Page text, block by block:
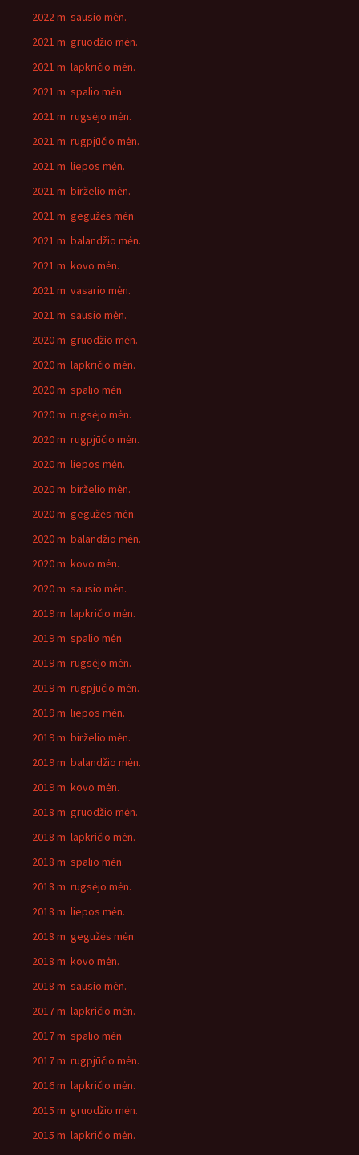
2022 m. sausio mėn.
2021 m. gruodžio mėn.
2021 m. lapkričio mėn.
2021 m. spalio mėn.
2021 m. rugsėjo mėn.
2021 m. rugpjūčio mėn.
2021 m. liepos mėn.
2021 m. birželio mėn.
2021 m. gegužės mėn.
2021 m. balandžio mėn.
2021 m. kovo mėn.
2021 m. vasario mėn.
2021 m. sausio mėn.
2020 m. gruodžio mėn.
2020 m. lapkričio mėn.
2020 m. spalio mėn.
2020 m. rugsėjo mėn.
2020 m. rugpjūčio mėn.
2020 m. liepos mėn.
2020 m. birželio mėn.
2020 m. gegužės mėn.
2020 m. balandžio mėn.
2020 m. kovo mėn.
2020 m. sausio mėn.
2019 m. lapkričio mėn.
2019 m. spalio mėn.
2019 m. rugsėjo mėn.
2019 m. rugpjūčio mėn.
2019 m. liepos mėn.
2019 m. birželio mėn.
2019 m. balandžio mėn.
2019 m. kovo mėn.
2018 m. gruodžio mėn.
2018 m. lapkričio mėn.
2018 m. spalio mėn.
2018 m. rugsėjo mėn.
2018 m. liepos mėn.
2018 m. gegužės mėn.
2018 m. kovo mėn.
2018 m. sausio mėn.
2017 m. lapkričio mėn.
2017 m. spalio mėn.
2017 m. rugpjūčio mėn.
2016 m. lapkričio mėn.
2015 m. gruodžio mėn.
2015 m. lapkričio mėn.